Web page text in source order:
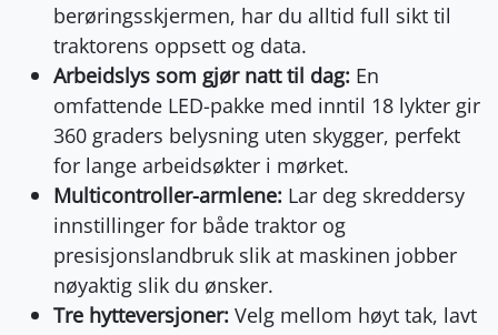
berøringsskjermen, har du alltid full sikt til
traktorens oppsett og data.
Arbeidslys som gjør natt til dag: En
omfattende LED-pakke med inntil 18 lykter gir
360 graders belysning uten skygger, perfekt
for lange arbeidsøkter i mørket.
Multicontroller-armlene: Lar deg skreddersy
innstillinger for både traktor og
presisjonslandbruk slik at maskinen jobber
nøyaktig slik du ønsker.
Tre hytteversjoner: Velg mellom høyt tak, lavt